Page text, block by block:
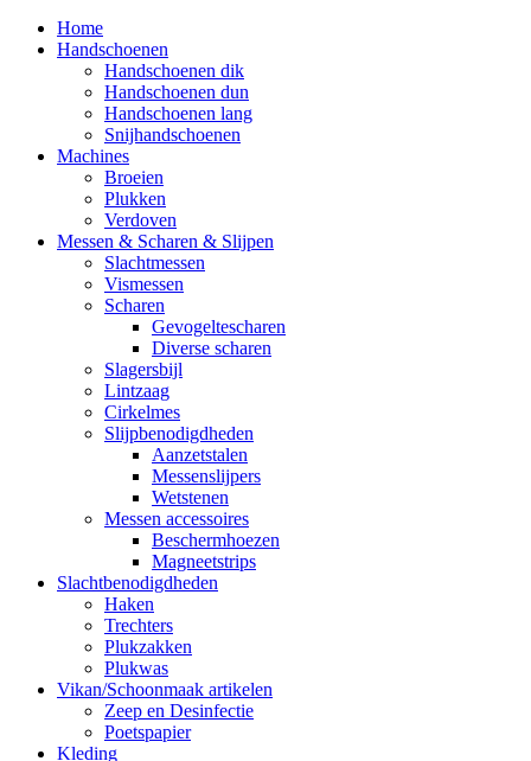
Home
Handschoenen
Handschoenen dik
Handschoenen dun
Handschoenen lang
Snijhandschoenen
Machines
Broeien
Plukken
Verdoven
Messen & Scharen & Slijpen
Slachtmessen
Vismessen
Scharen
Gevogeltescharen
Diverse scharen
Slagersbijl
Lintzaag
Cirkelmes
Slijpbenodigdheden
Aanzetstalen
Messenslijpers
Wetstenen
Messen accessoires
Beschermhoezen
Magneetstrips
Slachtbenodigdheden
Haken
Trechters
Plukzakken
Plukwas
Vikan/Schoonmaak artikelen
Zeep en Desinfectie
Poetspapier
Kleding